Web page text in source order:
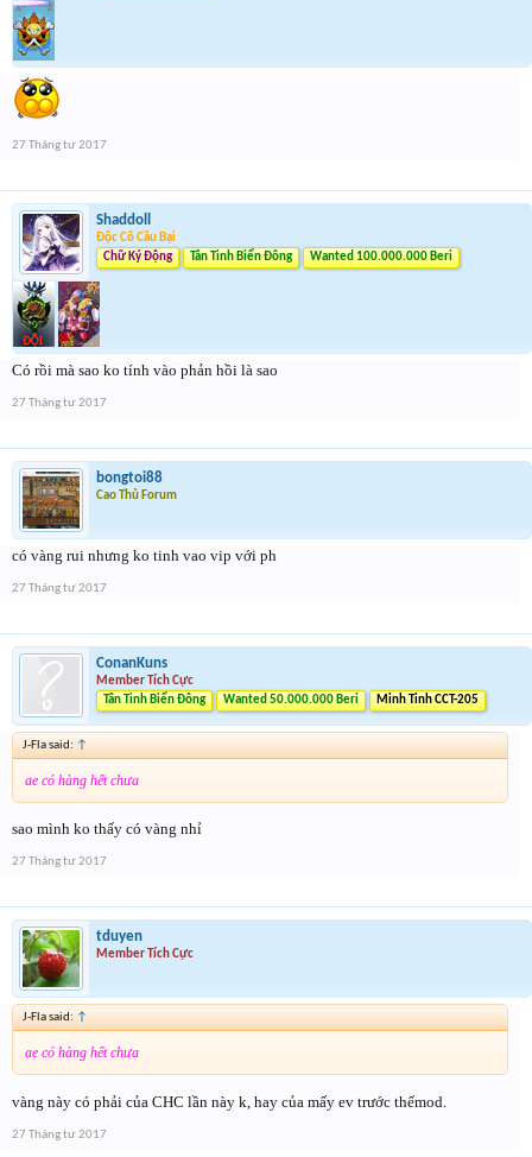
27 Tháng tư 2017
Shaddoll
Độc Cô Cầu Bại
Chữ Ký Động
Tân Tinh Biển Đông Wanted 100.000.000 Beri
Có rồi mà sao ko tính vào phản hồi là sao
27 Tháng tư 2017
bongtoi88
Cao Thủ Forum
có vàng rui nhưng ko tinh vao vip với ph
27 Tháng tư 2017
ConanKuns
Member Tích Cực
Tân Tinh Biển Đông
Wanted 50.000.000 Beri Minh Tinh CCT-205
J-Fla said: ↑
ae có hàng hết chưa
sao mình ko thấy có vàng nhỉ
27 Tháng tư 2017
tduyen
Member Tích Cực
J-Fla said: ↑
ae có hàng hết chưa
vàng này có phải của CHC lần này k, hay của mấy ev trước thếmod.
27 Tháng tư 2017